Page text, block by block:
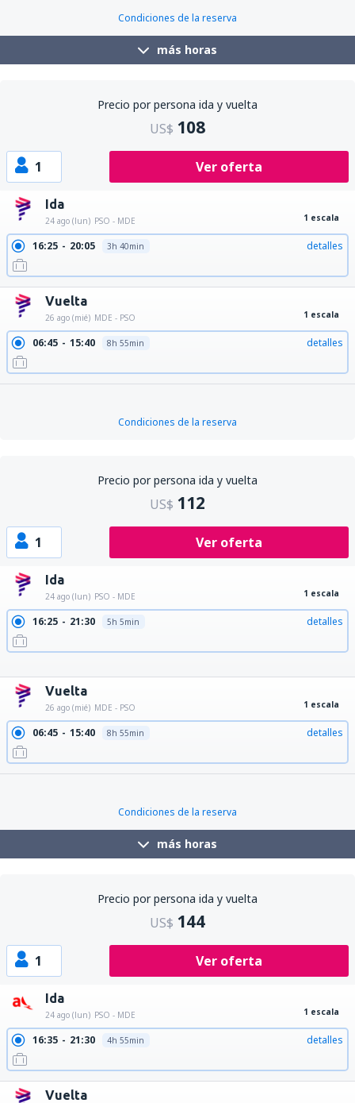
Condiciones de la reserva
más horas
Precio por persona ida y vuelta
US$ 108
1 Ver oferta
Ida
24 ago (lun) PSO - MDE 1 escala
16:25 20:05 3h 40min detalles
Vuelta
26 ago (mié) MDE - PSO 1 escala
06:45 15:40 8h 55min detalles
Condiciones de la reserva
Precio por persona ida y vuelta
US$ 112
1 Ver oferta
Ida
24 ago (lun) PSO - MDE 1 escala
16:25 21:30 5h 5min detalles
Vuelta
26 ago (mié) MDE - PSO 1 escala
06:45 15:40 8h 55min detalles
Condiciones de la reserva
más horas
Precio por persona ida y vuelta
US$ 144
1 Ver oferta
Ida
24 ago (lun) PSO - MDE 1 escala
16:35 21:30 4h 55min detalles
Vuelta